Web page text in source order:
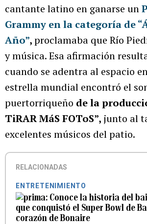
cantante latino en ganarse un
Grammy en la categoría de
Año”,proclamaba que Río
y música. Esa afirmación
cuando se adentra al espacio
estrella mundial encontró el
puertorriqueño de la
TiRAR MáS FOToS”, junto al
excelentes músicos del patio.
RELACIONADAS
ENTRETENIMIENTO
Conoce la historia del
que conquistó el Super Bowl de
corazón de Bonaire